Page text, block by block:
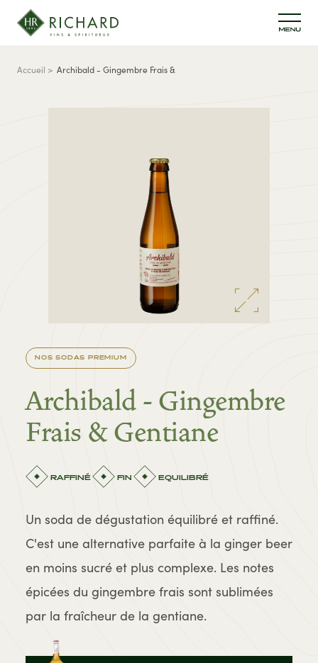
Aller au contenu principal
Fil d'Ariane
Accueil
Archibald - Gingembre Frais &
NOS SODAS PREMIUM
Archibald - Gingembre
Frais & Gentiane
RAFFINÉ FIN EQUILIBRÉ
Un soda de dégustation équilibré et raffiné.
C'est une alternative parfaite à la ginger beer
en moins sucré et plus complexe. Les notes
épicées du gingembre frais sont sublimées
par la fraîcheur de la gentiane.